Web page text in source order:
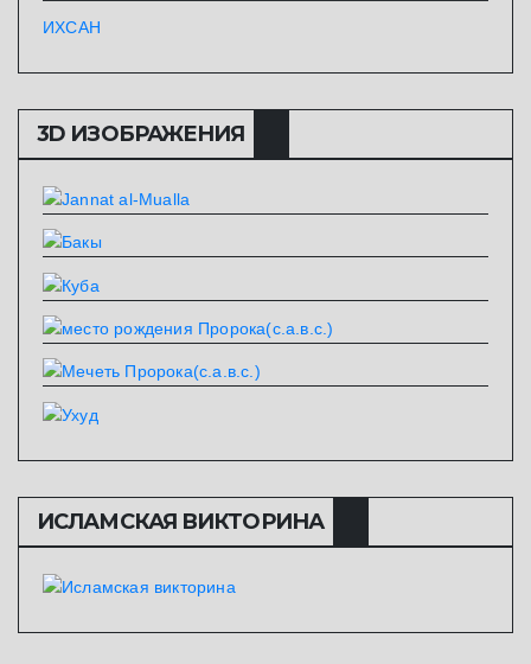
ИХСАН
3D ИЗОБРАЖЕНИЯ
ИСЛАМСКАЯ ВИКТОРИНА